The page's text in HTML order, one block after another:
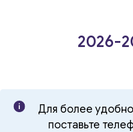
2026-
Для более
поставьте